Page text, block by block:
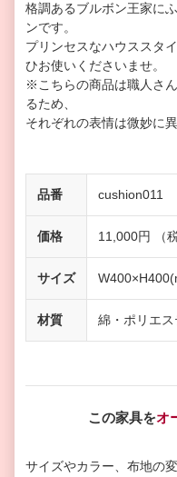
格調あるブルボン王家に
ンです。
プリンセスなハウススタ
ひお使いくださいませ。
※こちらの商品は職人さ
るため、
それぞれの表情は微妙に
品番 cushion011
価格 11,000円 （税
サイズ
材質 綿・ポリエ
この家具をオ
サイズやカラー、布地の